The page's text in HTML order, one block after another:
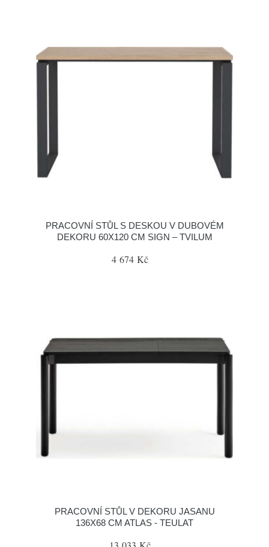
PRACOVNÍ STŮL S DESKOU V DUBOVÉM
DEKORU 60X120 CM SIGN – TVILUM
4 674 Kč
PRACOVNÍ STŮL V DEKORU JASANU
136X68 CM ATLAS - TEULAT